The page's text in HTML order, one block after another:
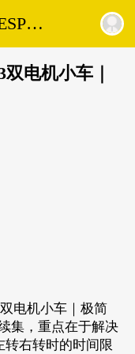
电机小车｜
电机小车｜极简
集，重点在于解决
右转时的时间限